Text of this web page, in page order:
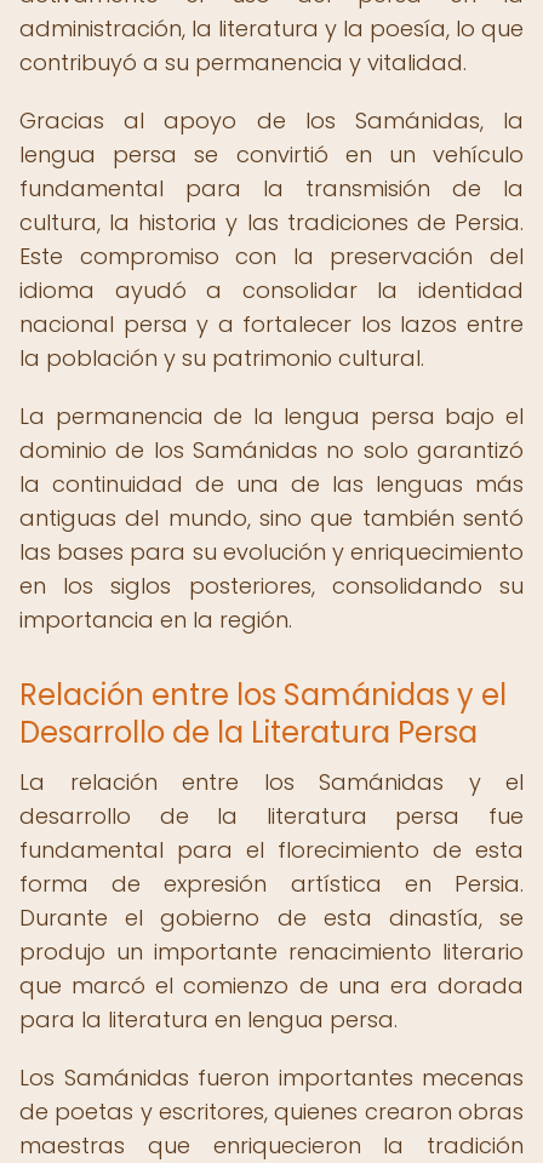
administración, la literatura y la poesía, lo que
contribuyó a su permanencia y vitalidad.
Gracias al apoyo de los Samánidas, la
lengua persa se convirtió en un vehículo
fundamental para la transmisión de la
cultura, la historia y las tradiciones de Persia.
Este compromiso con la preservación del
idioma ayudó a consolidar la identidad
nacional persa y a fortalecer los lazos entre
la población y su patrimonio cultural.
La permanencia de la lengua persa bajo el
dominio de los Samánidas no solo garantizó
la continuidad de una de las lenguas más
antiguas del mundo, sino que también sentó
las bases para su evolución y enriquecimiento
en los siglos posteriores, consolidando su
importancia en la región.
Relación entre los Samánidas y el
Desarrollo de la Literatura Persa
La relación entre los Samánidas y el
desarrollo de la literatura persa fue
fundamental para el florecimiento de esta
forma de expresión artística en Persia.
Durante el gobierno de esta dinastía, se
produjo un importante renacimiento literario
que marcó el comienzo de una era dorada
para la literatura en lengua persa.
Los Samánidas fueron importantes mecenas
de poetas y escritores, quienes crearon obras
maestras que enriquecieron la tradición